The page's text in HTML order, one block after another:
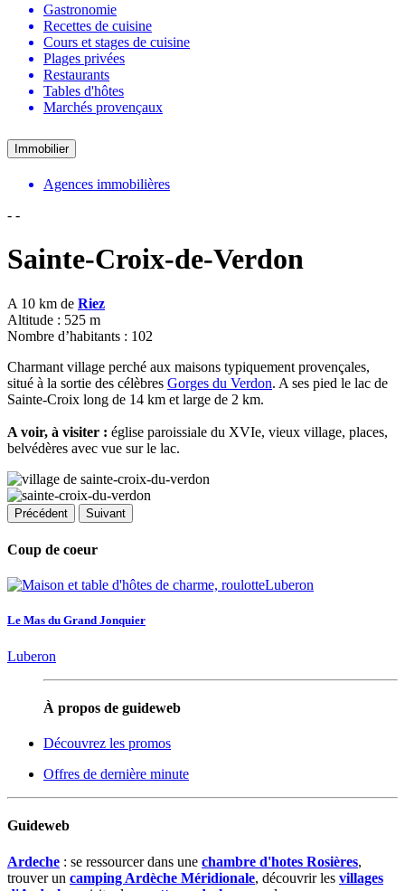
Gastronomie
Recettes de cuisine
Cours et stages de cuisine
Plages privées
Restaurants
Tables d'hôtes
Marchés provençaux
Immobilier
Agences immobilières
- -
Sainte-Croix-de-Verdon
A 10 km de Riez
Altitude : 525 m
Nombre d’habitants : 102
Charmant village perché aux maisons typiquement provençales,
situé à la sortie des célèbres Gorges du Verdon. A ses pied le lac de
Sainte-Croix long de 14 km et large de 2 km.
A voir, à visiter : église paroissiale du XVIe, vieux village, places,
belvédères avec vue sur le lac.
Précédent Suivant
Coup de coeur
Le Mas du Grand Jonquier
Luberon
À propos de guideweb
Découvrez les promos
Offres de dernière minute
Guideweb
Ardeche : se ressourcer dans une chambre d'hotes Rosières,
trouver un camping Ardèche Méridionale, découvrir les villages